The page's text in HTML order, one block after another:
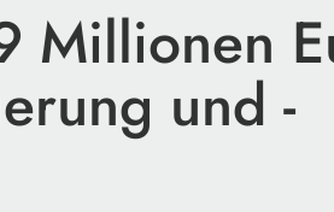
Millionen
und -